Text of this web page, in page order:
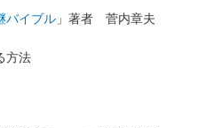
バイブル 」著者 菅内章夫
方法